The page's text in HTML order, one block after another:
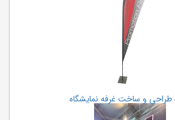
طراحی و ساخت غرفه نمایشگاه